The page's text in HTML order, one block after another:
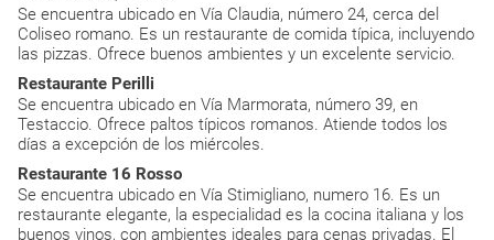
Se encuentra ubicado en Vía Claudia, número 24, cerca del
Coliseo romano. Es un restaurante de comida típica, incluyendo
las pizzas. Ofrece buenos ambientes y un excelente servicio.
Restaurante Perilli
Se encuentra ubicado en Vía Marmorata, número 39, en
Testaccio. Ofrece paltos típicos romanos. Atiende todos los
días a excepción de los miércoles.
Restaurante 16 Rosso
Se encuentra ubicado en Vía Stimigliano, numero 16. Es un
restaurante elegante, la especialidad es la cocina italiana y los
buenos vinos, con ambientes ideales para cenas privadas. El